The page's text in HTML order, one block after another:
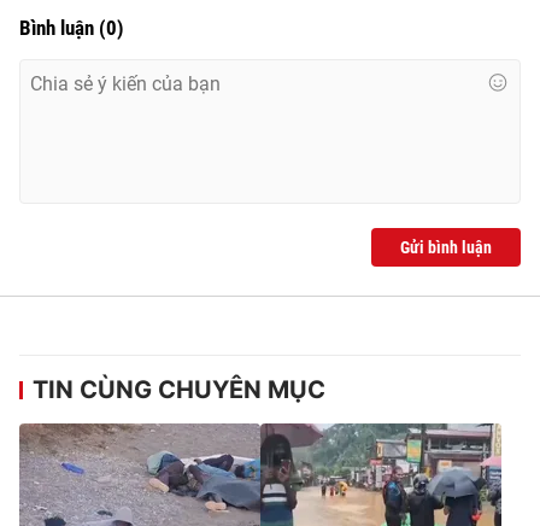
Bình luận (0)
Gửi bình luận
TIN CÙNG CHUYÊN MỤC